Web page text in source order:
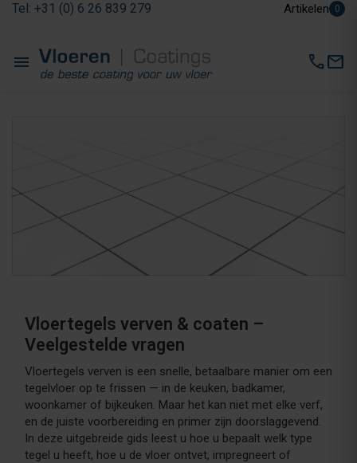
Tel: +31 (0) 6 26 839 279 Artikelen 0
menu callmail
Vloertegels verven & coaten –
Veelgestelde vragen
Vloertegels verven is een snelle, betaalbare manier om een
tegelvloer op te frissen — in de keuken, badkamer,
woonkamer of bijkeuken. Maar het kan niet met elke verf,
en de juiste voorbereiding en primer zijn doorslaggevend.
In deze uitgebreide gids leest u hoe u bepaalt welk type
tegel u heeft, hoe u de vloer ontvet, impregneert of